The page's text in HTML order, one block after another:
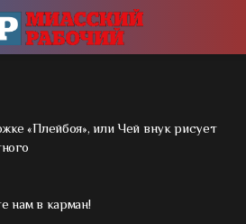
«Плейбоя», или Чей внук рисует
нам в карман!